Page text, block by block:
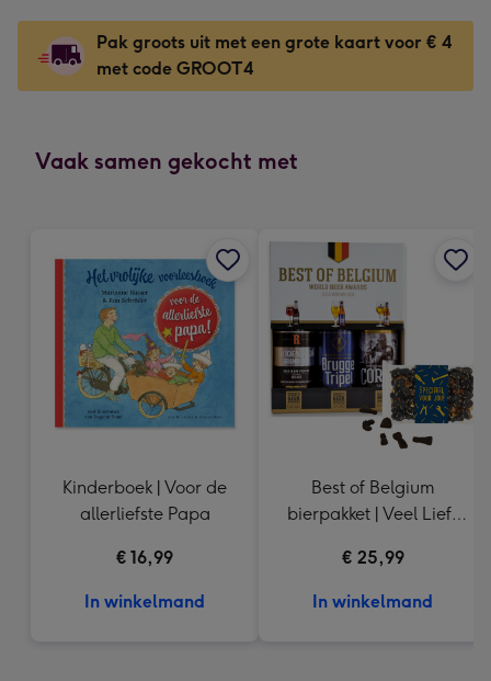
Dimensions:
167
x
€6,49
-
Voor
indruk
x
333
mm
Pak groots uit met een grote kaart voor € 4
met code GROOT4
Vaak samen gekocht met
Kinderboek | Voor de
allerliefste Papa
€ 16,99
In winkelmand
Best of Belgium
bierpakket | Veel Liefs
€ 25,99
In winkelmand